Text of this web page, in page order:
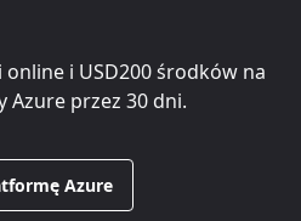
online i USD200środków na
przez 30 dni.
Azure